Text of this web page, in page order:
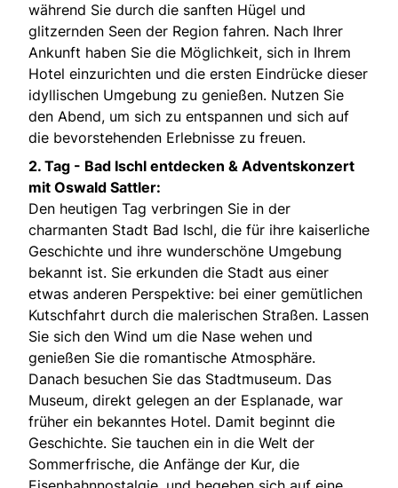
während Sie durch die sanften Hügel und
glitzernden Seen der Region fahren. Nach Ihrer
Ankunft haben Sie die Möglichkeit, sich in Ihrem
Hotel einzurichten und die ersten Eindrücke dieser
idyllischen Umgebung zu genießen. Nutzen Sie
den Abend, um sich zu entspannen und sich auf
die bevorstehenden Erlebnisse zu freuen.
2. Tag - Bad Ischl entdecken & Adventskonzert
mit Oswald Sattler:
Den heutigen Tag verbringen Sie in der
charmanten Stadt Bad Ischl, die für ihre kaiserliche
Geschichte und ihre wunderschöne Umgebung
bekannt ist. Sie erkunden die Stadt aus einer
etwas anderen Perspektive: bei einer gemütlichen
Kutschfahrt durch die malerischen Straßen. Lassen
Sie sich den Wind um die Nase wehen und
genießen Sie die romantische Atmosphäre.
Danach besuchen Sie das Stadtmuseum. Das
Museum, direkt gelegen an der Esplanade, war
früher ein bekanntes Hotel. Damit beginnt die
Geschichte. Sie tauchen ein in die Welt der
Sommerfrische, die Anfänge der Kur, die